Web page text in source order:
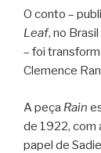
O conto –
Leaf, no
– foi
Clemence
A peça Rain
de 1922, com
papel de